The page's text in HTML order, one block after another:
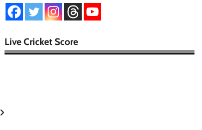
Live Cricket Score